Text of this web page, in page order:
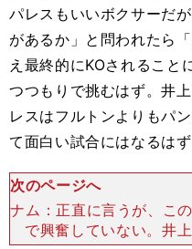
パレスもいいボクサーだ
があるか」と問われたら
え最終的にKOされること
つつもりで挑むはず。井
レスはフルトンよりもパ
て面白い試合にはなるはず
次のページへ
ナム：正直に言うが、こ
で興奮していない。井